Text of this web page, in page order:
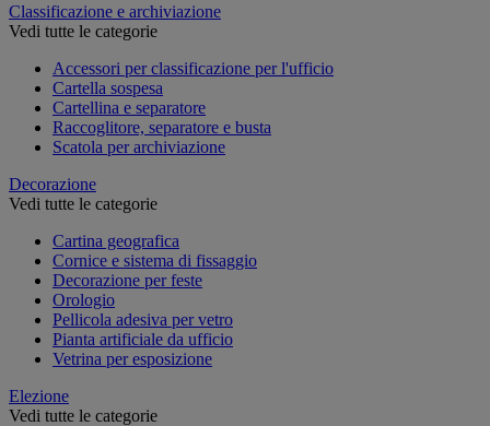
Classificazione e archiviazione
Vedi tutte le categorie
Accessori per classificazione per l'ufficio
Cartella sospesa
Cartellina e separatore
Raccoglitore, separatore e busta
Scatola per archiviazione
Decorazione
Vedi tutte le categorie
Cartina geografica
Cornice e sistema di fissaggio
Decorazione per feste
Orologio
Pellicola adesiva per vetro
Pianta artificiale da ufficio
Vetrina per esposizione
Elezione
Vedi tutte le categorie